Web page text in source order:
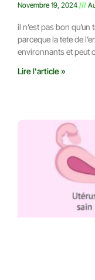
Novembre 19, 2024
il n’est pas bon
parceque la tete de
environnants et peut
Lire l'article »